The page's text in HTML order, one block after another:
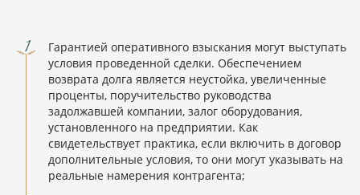
Гарантией оперативного взыскания могут выступать
условия проведенной сделки. Обеспечением
возврата долга является неустойка, увеличенные
проценты, поручительство руководства
задолжавшей компании, залог оборудования,
установленного на предприятии. Как
свидетельствует практика, если включить в договор
дополнительные условия, то они могут указывать на
реальные намерения контрагента;